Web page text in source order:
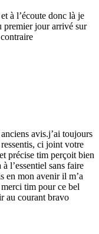
à l’écoute donc là je
premier jour arrivé sur
avis.j’ai toujours
ci joint votre
précise tim perçoit bien
l’essentiel sans faire
en mon avenir il m’a
tim pour ce bel
au courant bravo